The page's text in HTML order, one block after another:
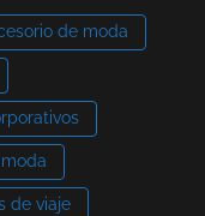
de moda
de viaje